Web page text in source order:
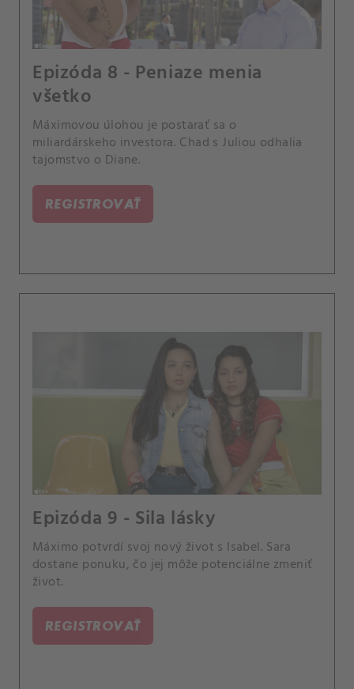
Epizóda 8 - Peniaze menia
všetko
Máximovou úlohou je postarať sa o
miliardárskeho investora. Chad s Juliou odhalia
tajomstvo o Diane.
REGISTROVAŤ
Epizóda 9 - Sila lásky
Máximo potvrdí svoj nový život s Isabel. Sara
dostane ponuku, čo jej môže potenciálne zmeniť
život.
REGISTROVAŤ